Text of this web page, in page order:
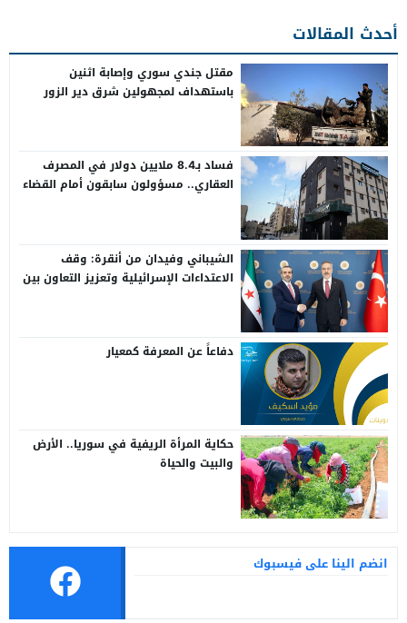
أحدث المقالات
مقتل جندي سوري وإصابة اثنين
باستهداف لمجهولين شرق دير الزور
فساد بـ8.4 ملايين دولار في المصرف
العقاري.. مسؤولون سابقون أمام القضاء
الشيباني وفيدان من أنقرة: وقف
الاعتداءات الإسرائيلية وتعزيز التعاون بين
دفاعاً عن المعرفة كمعيار
حكاية المرأة الريفية في سوريا.. الأرض
والبيت والحياة
انضم الينا على فيسبوك